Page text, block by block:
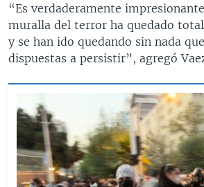
“Es verdaderamente
muralla del terror ha quedado
y se han ido quedando sin nada
dispuestas a persistir”, agregó